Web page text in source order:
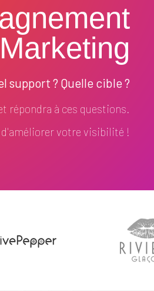
Marketing
support ? Quelle cible ?
répondra à ces questions.
d'améliorer votre visibilité !